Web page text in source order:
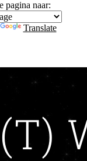
pagina naar:
Translate